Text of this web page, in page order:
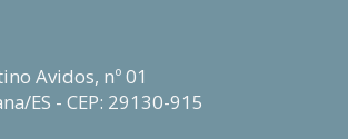
Avidos, nº 01
ES - CEP: 29130-915